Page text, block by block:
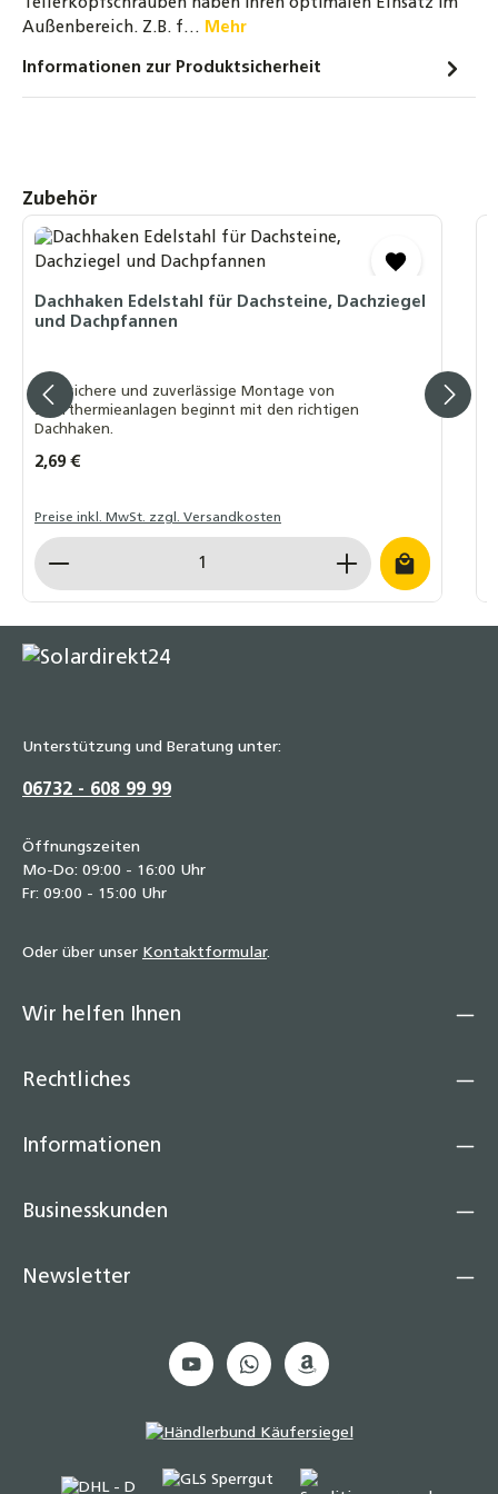
für M10 Ø 30mm
Flanschmutter M10 Sperrverzahnung A2
Dachhaken Edelstahl für Biberschwanz
4,90 €
Montageprofil Montageschiene
Aluminiumprofil Stange
Tellerkopfschrauben haben Ihren optimalen Einsatz im
Außenbereich. Z.B. f… Mehr
Informationen zur Produktsicherheit
Produktgalerie überspringen
Zubehör
Dachhaken Edelstahl für Dachsteine, Dachziegel
und Dachpfannen
Eine sichere und zuverlässige Montage von
Solarthermieanlagen beginnt mit den richtigen
Dachhaken.
Regulärer Preis:
2,69 €
Preise inkl. MwSt. zzgl. Versandkosten
Produkt Anzahl: Gib den gewünschten Wert
Unterstützung und Beratung unter:
06732 - 608 99 99
Öffnungszeiten
Mo-Do: 09:00 - 16:00 Uhr
Fr: 09:00 - 15:00 Uhr
Oder über unser Kontaktformular.
Wir helfen Ihnen
Rechtliches
Informationen
Businesskunden
Newsletter